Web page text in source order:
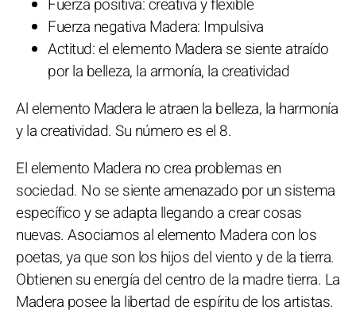
Fuerza negativa Madera: Impulsiva
Actitud: el elemento Madera se siente atraído
por la belleza, la armonía, la creatividad
Al elemento Madera le atraen la belleza, la harmonía
y la creatividad. Su número es el 8.
El elemento Madera no crea problemas en
sociedad. No se siente amenazado por un sistema
específico y se adapta llegando a crear cosas
nuevas. Asociamos al elemento Madera con los
poetas, ya que son los hijos del viento y de la tierra.
Obtienen su energía del centro de la madre tierra. La
Madera posee la libertad de espíritu de los artistas.